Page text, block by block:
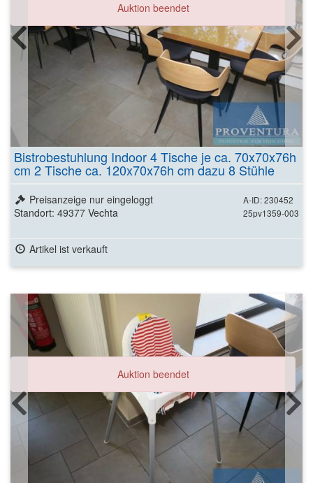
Auktion beendet
Bistrobestuhlung Indoor 4 Tische je ca. 70x70x76h
cm 2 Tische ca. 120x70x76h cm dazu 8 Stühle
A-ID: 230452
25pv1359-003
Preisanzeige nur eingeloggt
Standort: 49377 Vechta
Artikel ist verkauft
Auktion beendet